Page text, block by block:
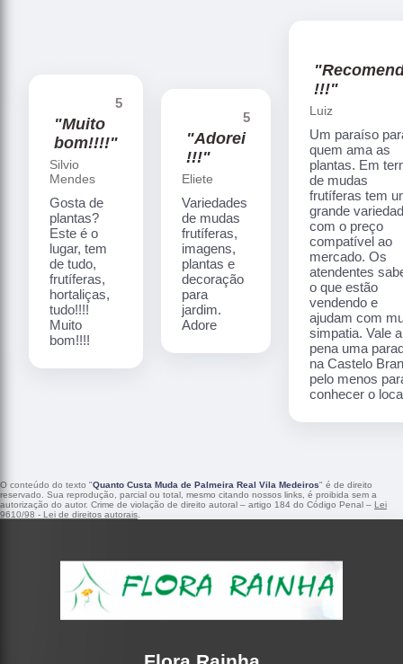
5
"Muito
bom!!!!"
Silvio
Mendes
Gosta de
plantas?
Este é o
lugar, tem
de tudo,
frutíferas,
hortaliças,
tudo!!!!
Muito
bom!!!!
5
"Adorei
!!!"
Eliete
Variedades
de mudas
frutíferas,
imagens,
plantas e
decoração
para
jardim.
Adore
!!!"
Luiz
Um paraíso
quem ama as
plantas. Em
de mudas
frutíferas tem
grande
com o preço
compatível ao
mercado. Os
atendentes
o que estão
vendendo e
ajudam com
simpatia. Vale a
pena uma
na Castelo
pelo menos
conhecer o
O conteúdo do texto "Quanto Custa Muda de Palmeira Real Vila Medeiros" é de direito
reservado. Sua reprodução, parcial ou total, mesmo citando nossos links, é proibida sem a
autorização do autor. Crime de violação de direito autoral – artigo 184 do Código Penal – Lei
9610/98 - Lei de direitos autorais